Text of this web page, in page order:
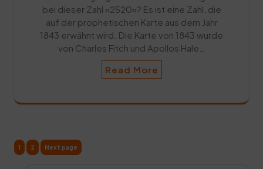
bei dieser Zahl «2520»? Es ist eine Zahl, die
auf der prophetischen Karte aus dem Jahr
1843 erwähnt wird. Die Karte von 1843 wurde
von Charles Fitch und Apollos Hale…
Read More
Seitennummerierung
Page
1 Page
2 Next page